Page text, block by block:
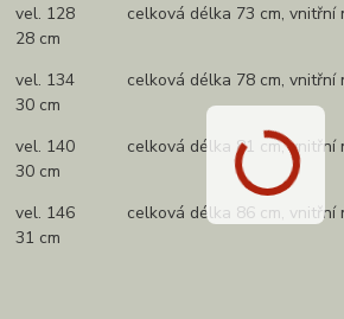
vel. 128 celková délka 73 cm, vnitřní
28 cm
vel. 134 celková délka 78 cm, vnitřní
30 cm
vel. 140 celková délka 81 cm, vnitřní
30 cm
vel. 146 celková délka 86 cm, vnitřní
31 cm